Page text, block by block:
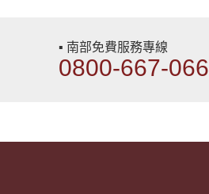
▪ 南部免費服務專線
0800-667-066